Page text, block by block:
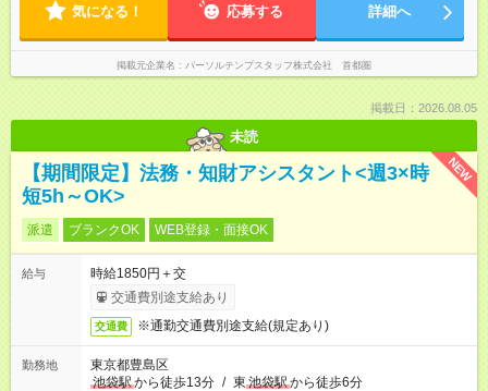
気になる！ 応募する 詳細へ
掲載元企業名 パーソルテンプスタッフ株式会社 首都圏
掲載日：2026.08.05
未読
NEW
【期間限定】法務・知財アシスタント<週3×時
短5h～OK>
派遣 ブランクOK WEB登録・面接OK
給与
時給1850円＋交
交通費別途支給あり
交通費 ※通勤交通費別途支給(規定あり)
勤務地
東京都豊島区
池袋駅から徒歩13分 / 東 池袋駅から徒歩6分